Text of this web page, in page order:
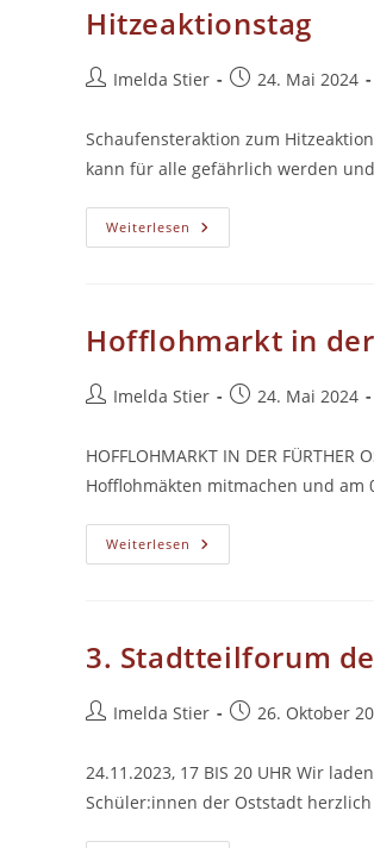
Hitzeaktionstag
Beitrags-
Imelda Stier
Beitrag24. Mai 2024
Schaufensteraktion zum
kann für alle gefährlich werden
Weiterlesen Hitzeaktionstag
Hofflohmarkt in
Beitrags-
Imelda Stier
Beitrag24. Mai 2024
HOFFLOHMARKT IN DER
Hofflohmäkten mitmachen und am
Weiterlesen Hofflohmarkt
In
06.07.2024
3. Stadtteilforum
Beitrags-
Imelda Stier
Beitrag26. Oktober
24.11.2023, 17 BIS 20 UHR Wir
Schüler:innen der Oststadt